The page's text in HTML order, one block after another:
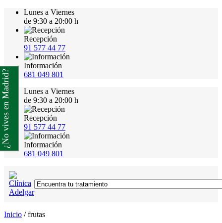
Lunes a Viernes
de 9:30 a 20:00 h
Recepción
91 577 44 77
Información
681 049 801
Lunes a Viernes
de 9:30 a 20:00 h
Recepción
91 577 44 77
Información
681 049 801
Inicio /frutas
¿No vives en Madrid?